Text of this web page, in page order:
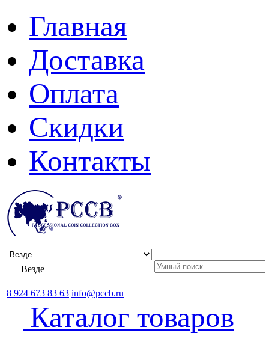
Главная
Доставка
Оплата
Скидки
Контакты
Везде
8 924 673 83 63 info@pccb.ru
Каталог товаров